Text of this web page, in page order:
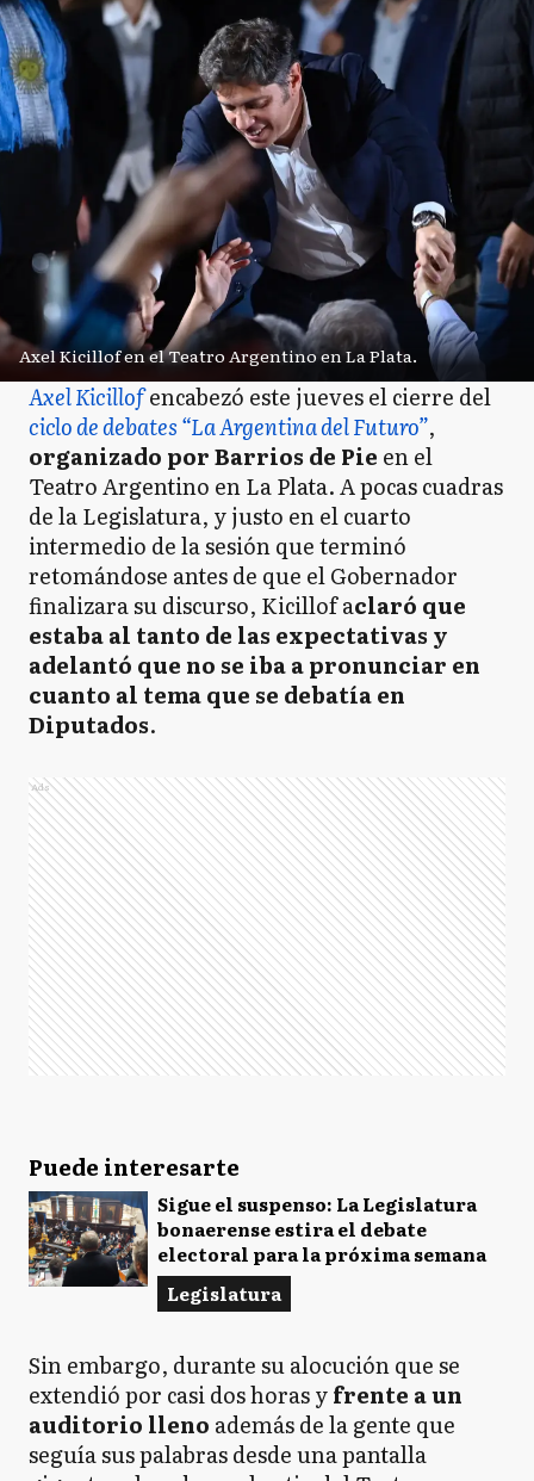
Axel Kicillof en el Teatro Argentino en La Plata.
Axel Kicillofencabezó este jueves el cierre del
ciclo de debates “La Argentina del Futuro”,
organizado por Barrios de Pie en el
Teatro Argentino en La Plata. A pocas cuadras
de la Legislatura, y justo en el cuarto
intermedio de la sesión que terminó
retomándose antes de que el Gobernador
finalizara su discurso, Kicillof aclaró que
estaba al tanto de las expectativas y
adelantó que no se iba a pronunciar en
cuanto al tema que se debatía en
Diputados.
Ads
Puede interesarte
Sigue el suspenso: La Legislatura
bonaerense estira el debate
electoral para la próxima semana
Legislatura
Sin embargo, durante su alocución que se
extendió por casi dos horas yfrente a un
auditorio lleno además de la gente que
seguía sus palabras desde una pantalla